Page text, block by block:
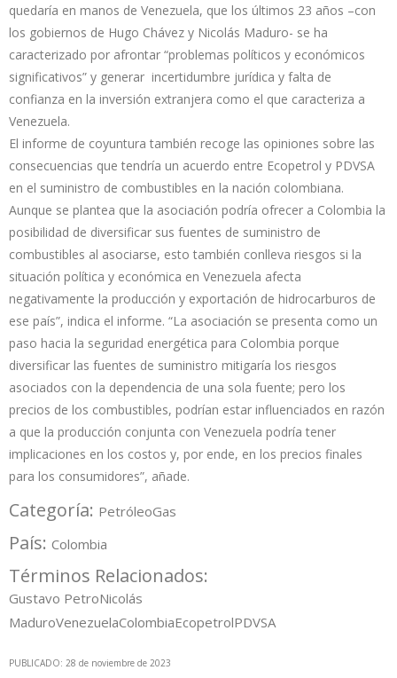
quedaría en manos de Venezuela, que los últimos 23 años –con
los gobiernos de Hugo Chávez y Nicolás Maduro- se ha
caracterizado por afrontar “problemas políticos y económicos
significativos” y generar incertidumbre jurídica y falta de
confianza en la inversión extranjera como el que caracteriza a
Venezuela.
El informe de coyuntura también recoge las opiniones sobre las
consecuencias que tendría un acuerdo entre Ecopetrol y PDVSA
en el suministro de combustibles en la nación colombiana.
Aunque se plantea que la asociación podría ofrecer a Colombia la
posibilidad de diversificar sus fuentes de suministro de
combustibles al asociarse, esto también conlleva riesgos si la
situación política y económica en Venezuela afecta
negativamente la producción y exportación de hidrocarburos de
ese país”, indica el informe. “La asociación se presenta como un
paso hacia la seguridad energética para Colombia porque
diversificar las fuentes de suministro mitigaría los riesgos
asociados con la dependencia de una sola fuente; pero los
precios de los combustibles, podrían estar influenciados en razón
a que la producción conjunta con Venezuela podría tener
implicaciones en los costos y, por ende, en los precios finales
para los consumidores”, añade.
Categoría: PetróleoGas
País: Colombia
Términos Relacionados:
Gustavo PetroNicolás
MaduroVenezuelaColombiaEcopetrolPDVSA
PUBLICADO: 28 de noviembre de 2023